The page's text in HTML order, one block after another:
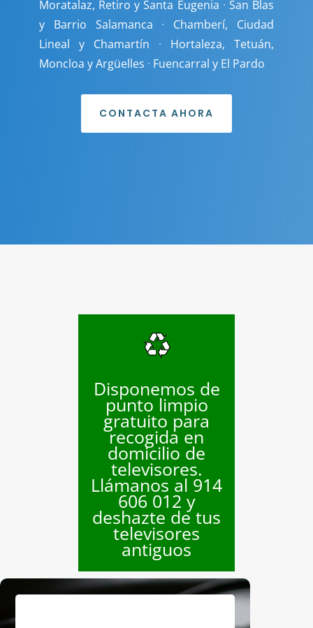
Moratalaz, Retiro y Santa Eugenia · San Blas
y Barrio Salamanca · Chamberí, Ciudad
Lineal y Chamartín · Hortaleza, Tetuán,
Moncloa y Argüelles · Fuencarral y El Pardo
CONTACTA AHORA
Disponemos de
punto limpio
gratuito para
recogida en
domicilio de
televisores.
Llámanos al 914
606 012 y
deshazte de tus
televisores
antiguos